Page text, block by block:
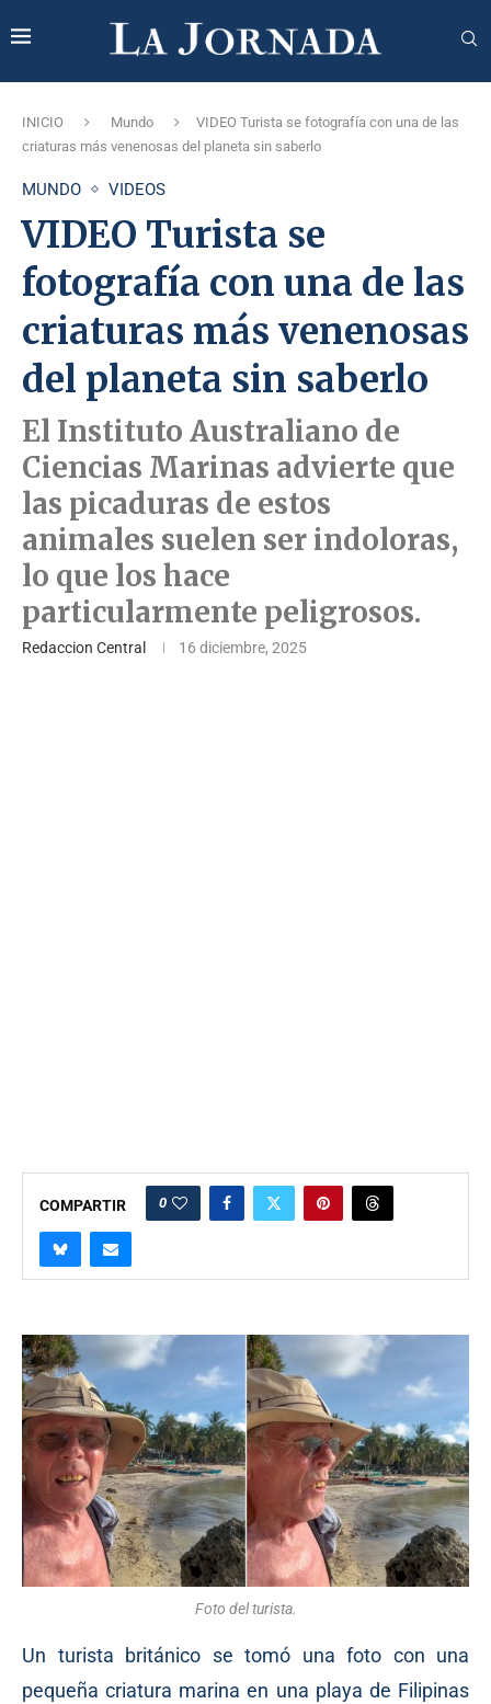
INICIO Mundo
VIDEO Turista se fotografía con una de las
criaturas más venenosas del planeta sin saberlo
MUNDO VIDEOS
VIDEO Turista se
fotografía con una de las
criaturas más venenosas
del planeta sin saberlo
El Instituto Australiano de
Ciencias Marinas advierte que
las picaduras de estos
animales suelen ser indoloras,
lo que los hace
particularmente peligrosos.
Redaccion Central 16 diciembre, 2025
COMPARTIR 0
Foto del turista.
Un turista británico se tomó una foto con una
pequeña criatura marina en una playa de Filipinas